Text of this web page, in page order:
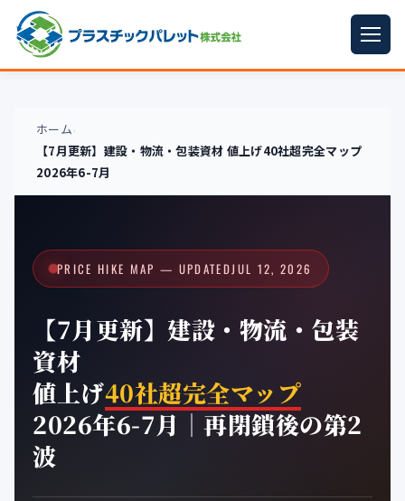
パレットサイズ
プラパレット
中古パレット
再生原料
梱包資材
イラン情勢まとめ
公式ブログ
会社案内
ホーム›
【7月更新】建設・物流・包装資材 値上げ40社超完全マップ
2026年6-7月
PRICE HIKE MAP — UPDATEDJUL 12, 2026
【7月更新】建設・物流・包装
資材
値上げ40社超完全マップ
2026年6-7月｜再閉鎖後の第2
波